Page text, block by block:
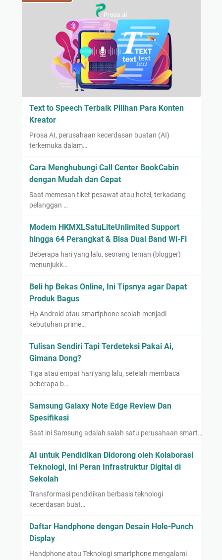
Text to Speech Terbaik Pilihan Para Konten
Kreator
Prosa AI, perusahaan kecerdasan buatan (AI)
terkemuka dalam…
Cara Menghubungi Call Center BookCabin
dengan Mudah dan Cepat
Saat memesan tiket pesawat atau hotel, terkadang
pelanggan …
Modem HKMXLSatuLiteUnlimited Support
hingga 64 Perangkat & Bisa Dual Band Wi-Fi
Beberapa hari yang lalu, seorang teman (blogger)
menunjukk…
Beli hp Bekas Online, Ini Tipsnya agar Dapat
Produk Bagus
Hp Android atau smartphone seolah menjadi
kebutuhan prime…
Tulisan Sendiri Tapi Terdeteksi Pakai Ai,
Gimana Dong?
Tiga atau empat hari yang lalu, setelah membaca
beberapa b…
Samsung Galaxy Note Edge Review Dan
Spesifikasi
Saat ini Samsung adalah salah satu perusahaan smart…
AI untuk Pendidikan Didorong oleh Kolaborasi
Teknologi, Ini Peran Infrastruktur Digital di
Sekolah
Transformasi pendidikan berbasis teknologi
kecerdasan buat…
Daftar Handphone dengan Desain Hole-Punch
Display
Handphone atau Teknologi smartphone mengalami